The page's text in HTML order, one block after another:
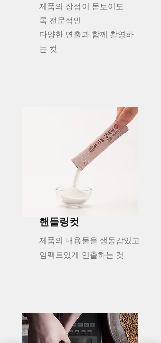
제품의 장점이 돋보이도
록 전문적인
다양한 연출과 함께 촬영하
는 컷
핸들링컷
제품의 내용물을 생동감있고
임팩트있게 연출하는 컷